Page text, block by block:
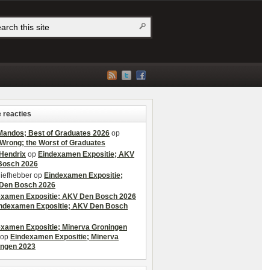
reacties
Best of Graduates 2026 op
the Worst of Graduates
op Eindexamen Expositie; AKV
2026
op Eindexamen Expositie;
Bosch 2026
Expositie; AKV Den Bosch 2026
Expositie; AKV Den Bosch
Expositie; Minerva Groningen
op Eindexamen Expositie; Minerva
2023